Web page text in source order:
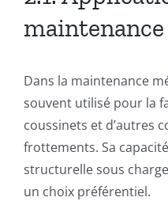
Dans la maintenance
souvent utilisé pour la
coussinets et d’autres
frottements. Sa
structurelle sous
un choix préférentiel.